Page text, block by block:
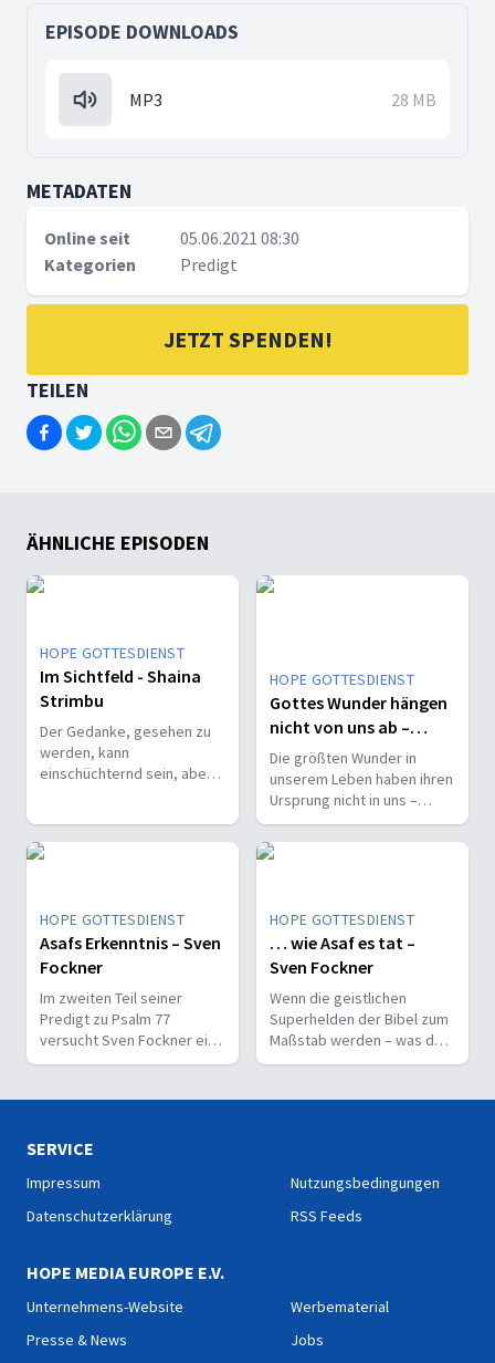
EPISODE DOWNLOADS
MP3 28 MB
METADATEN
Online seit
05.06.2021 08:30
Kategorien
Predigt
JETZT SPENDEN!
TEILEN
ÄHNLICHE EPISODEN
HOPE GOTTESDIENST
Im Sichtfeld - Shaina
Strimbu
Der Gedanke, gesehen zu
werden, kann
einschüchternd sein, aber
Spitznamen erfunden.
HOPE GOTTESDIENST
Gottes Wunder hängen
nicht von uns ab –
Edwin Rosado
Die größten Wunder in
unserem Leben haben ihren
Ursprung nicht in uns –
sondern in Gott selbst.
HOPE GOTTESDIENST
Asafs Erkenntnis – Sven
Fockner
Im zweiten Teil seiner
Predigt zu Psalm 77
versucht Sven Fockner eine
radikale Aussage Asafs zu
keine Gotteserkenntnis.
HOPE GOTTESDIENST
… wie Asaf es tat –
Sven Fockner
Wenn die geistlichen
Superhelden der Bibel zum
Maßstab werden – was darf
ein normaler Gläubiger
SERVICE
Impressum
Datenschutzerklärung
Nutzungsbedingungen
RSS Feeds
HOPE MEDIA EUROPE E.V.
Unternehmens-Website
Presse & News
Werbematerial
Jobs